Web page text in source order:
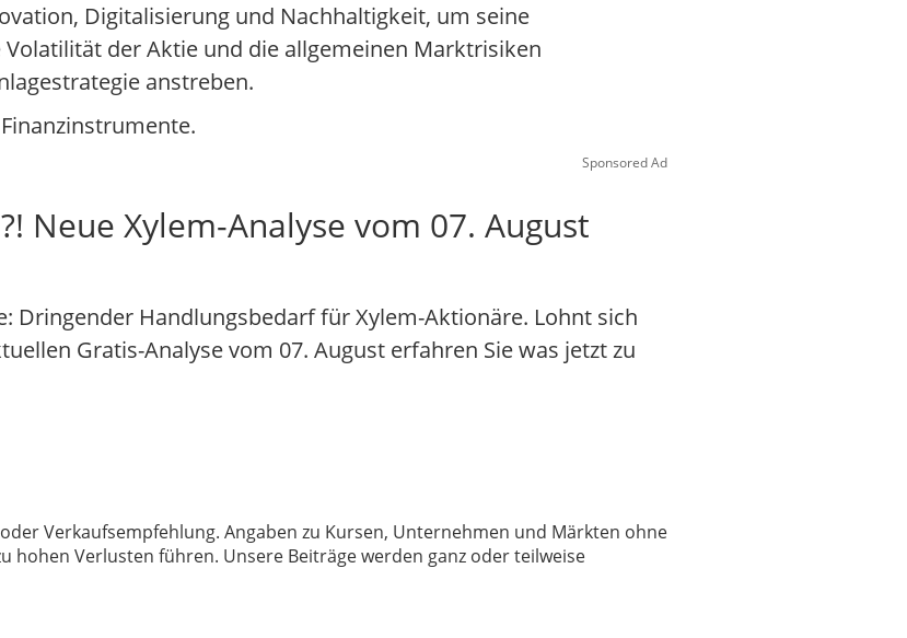
Digitalisierung und Nachhaltigkeit, um seine
der Aktie und die allgemeinen Marktrisiken
anstreben.
Sponsored Ad
Neue Xylem-Analyse vom 07. August
Dringender Handlungsbedarf für Xylem-Aktionäre. Lohnt sich
Gratis-Analyse vom 07. August erfahren Sie was jetzt zu
Verkaufsempfehlung. Angaben zu Kursen, Unternehmen und Märkten ohne
hohen Verlusten führen. Unsere Beiträge werden ganz oder teilweise